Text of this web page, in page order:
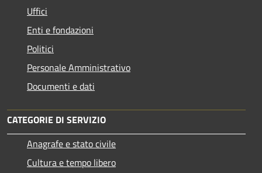
Uffici
Enti e fondazioni
Politici
Personale Amministrativo
Documenti e dati
CATEGORIE DI SERVIZIO
Anagrafe e stato civile
Cultura e tempo libero